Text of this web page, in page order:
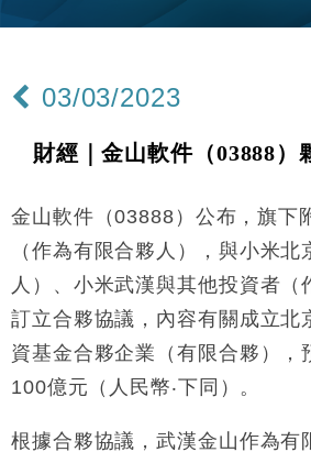
17:40
財經｜本港6月零售額連升14
16:33
財經｜滙控重啟最多10億美
15:59
財經｜SA售股自救後再出手
司
11:30
財經｜精星香港夥菜鳥拓全球
市場落地
14:50
地產｜大酒店中期轉賺2300
東京半島
13:12
國際｜特朗普赴洛杉磯高球場
12:30
財經｜香港7月PMI回落至51
03/03/2023
財經｜金山軟件（03888）
金山軟件（03888）公布，旗下
（作為有限合夥人），與小米
人）、小米武漢與其他投資者（
訂立合夥協議，內容有關成立北
資基金合夥企業（有限合夥），
100億元（人民幣‧下同）。
根據合夥協議，武漢金山作為有